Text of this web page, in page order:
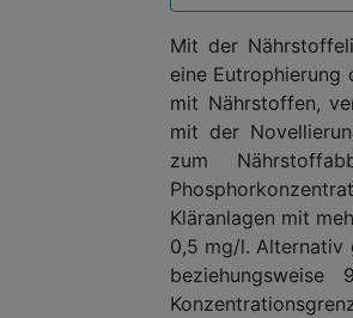
Mit der
eine Eutrophierung
mit Nährstoffen,
mit der
zum
Kläranlagen mit
0,5 mg/l. Alternativ